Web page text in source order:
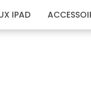
IPAD